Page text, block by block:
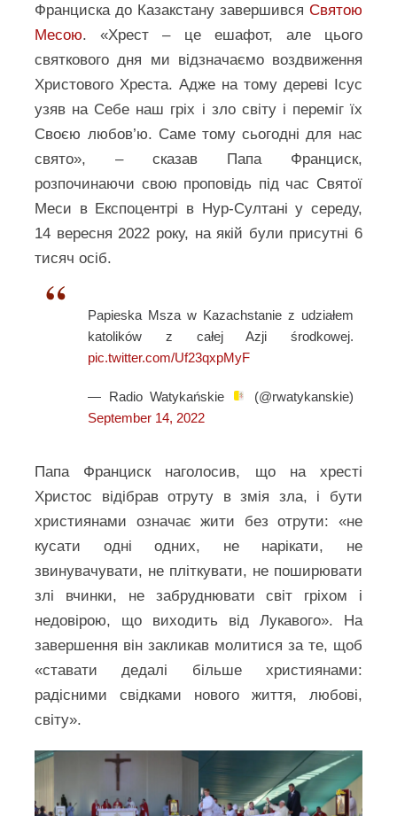
Франциска до Казакстану завершився Святою
Месою. «Хрест – це ешафот, але цього
святкового дня ми відзначаємо воздвиження
Христового Хреста. Адже на тому дереві Ісус
узяв на Себе наш гріх і зло світу і переміг їх
Своєю любов’ю. Саме тому сьогодні для нас
свято», – сказав Папа Франциск,
розпочинаючи свою проповідь під час Святої
Меси в Експоцентрі в Нур-Султані у середу,
14 вересня 2022 року, на якій були присутні 6
тисяч осіб.
Papieska Msza w Kazachstanie z udziałem
katolików z całej Azji środkowej.
pic.twitter.com/Uf23qxpMyF
— Radio Watykańskie
(@rwatykanskie)
September 14, 2022
Папа Франциск наголосив, що на хресті
Христос відібрав отруту в змія зла, і бути
християнами означає жити без отрути: «не
кусати одні одних, не нарікати, не
звинувачувати, не пліткувати, не поширювати
злі вчинки, не забруднювати світ гріхом і
недовірою, що виходить від Лукавого». На
завершення він закликав молитися за те, щоб
«ставати дедалі більше християнами:
радісними свідками нового життя, любові,
світу».